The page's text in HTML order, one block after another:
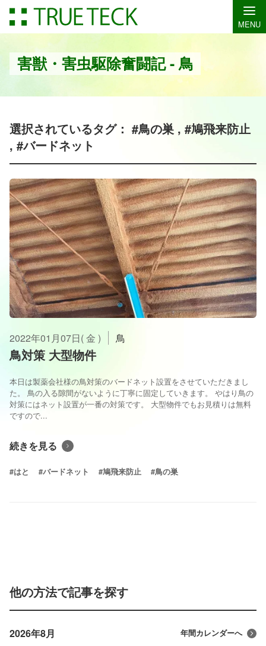
MENU
害獣・害虫駆除奮闘記 - 鳥
選択されているタグ： #鳥の巣 , #鳩飛来防止
, #バードネット
2022年01月07日( 金 ) 鳥
鳥対策 大型物件
本日は製薬会社様の鳥対策のバードネット設置をさせていただきまし
た。 鳥の入る隙間がないように丁寧に固定していきます。 やはり鳥の
対策にはネット設置が一番の対策です。 大型物件でもお見積りは無料
ですので...
続きを見る
#はと #バードネット #鳩飛来防止 #鳥の巣
他の方法で記事を探す
2026年8月 年間カレンダーへ